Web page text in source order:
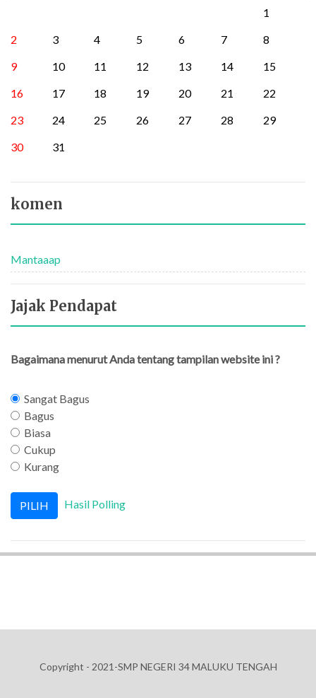
1
2
3 4 5 6 7
8
9
10 11 12 13 14
15
16
17 18 19 20 21
22
23
24 25 26 27 28
29
30
31
komen
Mantaaap
Jajak Pendapat
Bagaimana menurut Anda tentang tampilan website ini ?
Sangat Bagus
Bagus
Biasa
Cukup
Kurang
Hasil Polling
Copyright - 2021-SMP NEGERI 34 MALUKU TENGAH